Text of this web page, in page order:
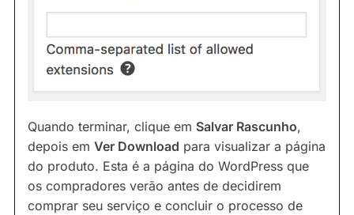
Quando terminar, clique em Salvar Rascunho,
depois em Ver Download para visualizar a página
do produto. Esta é a página do WordPress que
os compradores verão antes de decidirem
comprar seu serviço e concluir o processo de